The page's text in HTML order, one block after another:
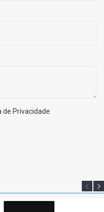
de Privacidade